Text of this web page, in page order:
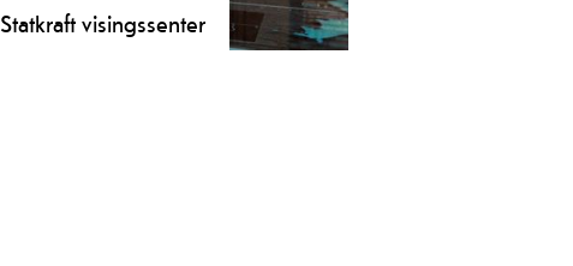
Statkraft visingssenter